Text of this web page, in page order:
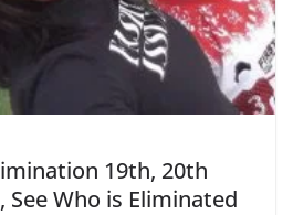
19th, 20th
See Who is Eliminated